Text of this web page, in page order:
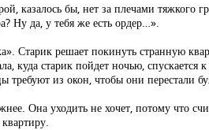
казалось бы, нет за плечами тяжкого
Ну да, у тебя же есть ордер…».
Старик решает покинуть странную
куда старик пойдет ночью, спускается
требуют из окон, чтобы они перестали
Она уходить не хочет, потому что